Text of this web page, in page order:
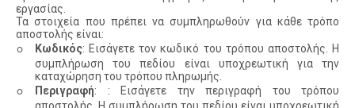
εργασίας.
Τα στοιχεία που πρέπει να συμπληρωθούν για κάθε τρόπο
αποστολής είναι:
◦ Κωδικός: Εισάγετε τον κωδικό του τρόπου αποστολής. Η
συμπλήρωση του πεδίου είναι υποχρεωτική για την
καταχώρηση του τρόπου πληρωμής.
◦ Περιγραφή: : Εισάγετε την περιγραφή του τρόπου